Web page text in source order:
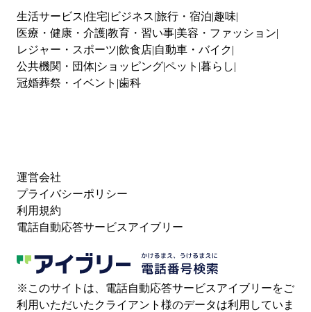
生活サービス 住宅 ビジネス 旅行・宿泊 趣味
医療・健康・介護教育・習い事 美容・ファッション
レジャー・スポーツ 飲食店 自動車・バイク
公共機関・団体 ショッピングペット 暮らし
冠婚葬祭・イベント 歯科
運営会社
プライバシーポリシー
利用規約
電話自動応答サービスアイブリー
※このサイトは、電話自動応答サービスアイブリーをご
利用いただいたクライアント様のデータは利用していま